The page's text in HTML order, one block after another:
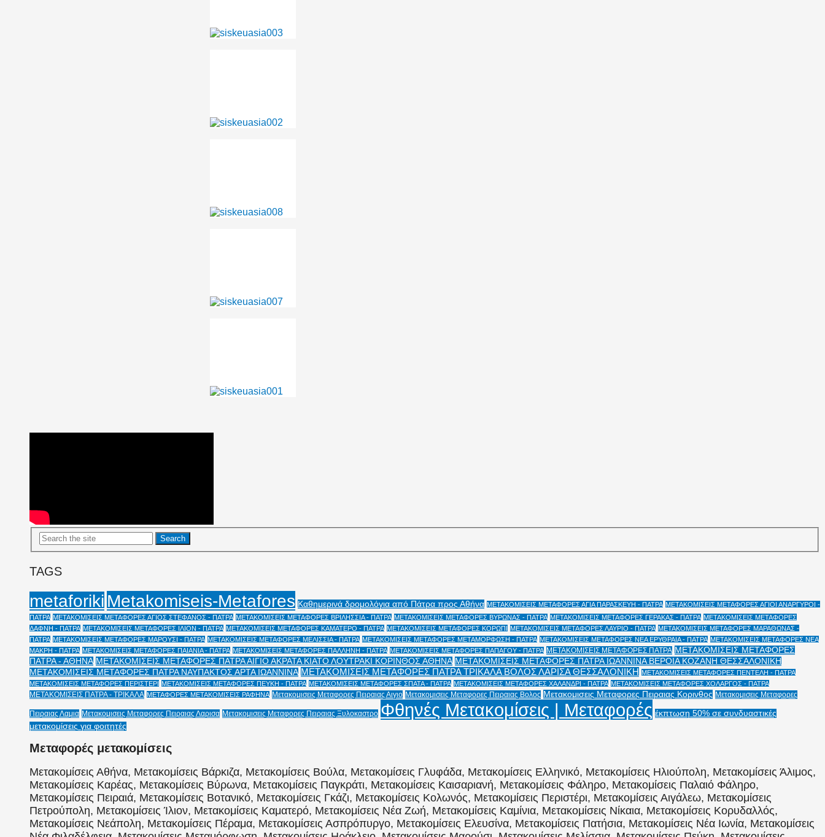
TAGS
metaforiki Metakomiseis-Metafores Καθημερινά δρομολόγια από Πάτρα προς Αθήνα ΜΕΤΑΚΟΜΙΣΕΙΣ ΜΕΤΑΦΟΡΕΣ ΑΓΙΑ ΠΑΡΑΣΚΕΥΗ - ΠΑΤΡΑ ΜΕΤΑΚΟΜΙΣΕΙΣ ΜΕΤΑΦΟΡΕΣ ΑΓΙΟΙ ΑΝΑΡΓΥΡΟΙ -
ΠΑΤΡΑ ΜΕΤΑΚΟΜΙΣΕΙΣ ΜΕΤΑΦΟΡΕΣ ΑΓΙΟΣ ΣΤΕΦΑΝΟΣ - ΠΑΤΡΑ ΜΕΤΑΚΟΜΙΣΕΙΣ ΜΕΤΑΦΟΡΕΣ ΒΡΙΛΗΣΣΙΑ - ΠΑΤΡΑ ΜΕΤΑΚΟΜΙΣΕΙΣ ΜΕΤΑΦΟΡΕΣ ΒΥΡΩΝΑΣ - ΠΑΤΡΑ ΜΕΤΑΚΟΜΙΣΕΙΣ ΜΕΤΑΦΟΡΕΣ ΓΕΡΑΚΑΣ - ΠΑΤΡΑ ΜΕΤΑΚΟΜΙΣΕΙΣ ΜΕΤΑΦΟΡΕΣ
ΔΑΦΝΗ - ΠΑΤΡΑ ΜΕΤΑΚΟΜΙΣΕΙΣ ΜΕΤΑΦΟΡΕΣ ΙΛΙΟΝ - ΠΑΤΡΑ ΜΕΤΑΚΟΜΙΣΕΙΣ ΜΕΤΑΦΟΡΕΣ ΚΑΜΑΤΕΡΟ - ΠΑΤΡΑ ΜΕΤΑΚΟΜΙΣΕΙΣ ΜΕΤΑΦΟΡΕΣ ΚΟΡΩΠΙ ΜΕΤΑΚΟΜΙΣΕΙΣ ΜΕΤΑΦΟΡΕΣ ΛΑΥΡΙΟ - ΠΑΤΡΑ ΜΕΤΑΚΟΜΙΣΕΙΣ ΜΕΤΑΦΟΡΕΣ ΜΑΡΑΘΩΝΑΣ -
ΠΑΤΡΑ ΜΕΤΑΚΟΜΙΣΕΙΣ ΜΕΤΑΦΟΡΕΣ ΜΑΡΟΥΣΙ - ΠΑΤΡΑ ΜΕΤΑΚΟΜΙΣΕΙΣ ΜΕΤΑΦΟΡΕΣ ΜΕΛΙΣΣΙΑ - ΠΑΤΡΑ ΜΕΤΑΚΟΜΙΣΕΙΣ ΜΕΤΑΦΟΡΕΣ ΜΕΤΑΜΟΡΦΩΣΗ - ΠΑΤΡΑ ΜΕΤΑΚΟΜΙΣΕΙΣ ΜΕΤΑΦΟΡΕΣ ΝΕΑ ΕΡΥΘΡΑΙΑ - ΠΑΤΡΑ ΜΕΤΑΚΟΜΙΣΕΙΣ ΜΕΤΑΦΟΡΕΣ ΝΕΑ
ΜΑΚΡΗ - ΠΑΤΡΑ ΜΕΤΑΚΟΜΙΣΕΙΣ ΜΕΤΑΦΟΡΕΣ ΠΑΙΑΝΙΑ - ΠΑΤΡΑ ΜΕΤΑΚΟΜΙΣΕΙΣ ΜΕΤΑΦΟΡΕΣ ΠΑΛΛΗΝΗ - ΠΑΤΡΑ ΜΕΤΑΚΟΜΙΣΕΙΣ ΜΕΤΑΦΟΡΕΣ ΠΑΠΑΓΟΥ - ΠΑΤΡΑ ΜΕΤΑΚΟΜΙΣΕΙΣ ΜΕΤΑΦΟΡΕΣ ΠΑΤΡΑ ΜΕΤΑΚΟΜΙΣΕΙΣ ΜΕΤΑΦΟΡΕΣ
ΠΑΤΡΑ - ΑΘΗΝΑ ΜΕΤΑΚΟΜΙΣΕΙΣ ΜΕΤΑΦΟΡΕΣ ΠΑΤΡΑ ΑΙΓΙΟ ΑΚΡΑΤΑ ΚΙΑΤΟ ΛΟΥΤΡΑΚΙ ΚΟΡΙΝΘΟΣ ΑΘΗΝΑ ΜΕΤΑΚΟΜΙΣΕΙΣ ΜΕΤΑΦΟΡΕΣ ΠΑΤΡΑ ΙΩΑΝΝΙΝΑ ΒΕΡΟΙΑ ΚΟΖΑΝΗ ΘΕΣΣΑΛΟΝΙΚΗ
ΜΕΤΑΚΟΜΙΣΕΙΣ ΜΕΤΑΦΟΡΕΣ ΠΑΤΡΑ ΝΑΥΠΑΚΤΟΣ ΑΡΤΑ ΙΩΑΝΝΙΝΑ ΜΕΤΑΚΟΜΙΣΕΙΣ ΜΕΤΑΦΟΡΕΣ ΠΑΤΡΑ ΤΡΙΚΑΛΑ ΒΟΛΟΣ ΛΑΡΙΣΑ ΘΕΣΣΑΛΟΝΙΚΗ ΜΕΤΑΚΟΜΙΣΕΙΣ ΜΕΤΑΦΟΡΕΣ ΠΕΝΤΕΛΗ - ΠΑΤΡΑ
ΜΕΤΑΚΟΜΙΣΕΙΣ ΜΕΤΑΦΟΡΕΣ ΠΕΡΙΣΤΕΡΙ ΜΕΤΑΚΟΜΙΣΕΙΣ ΜΕΤΑΦΟΡΕΣ ΠΕΥΚΗ - ΠΑΤΡΑ ΜΕΤΑΚΟΜΙΣΕΙΣ ΜΕΤΑΦΟΡΕΣ ΣΠΑΤΑ - ΠΑΤΡΑ ΜΕΤΑΚΟΜΙΣΕΙΣ ΜΕΤΑΦΟΡΕΣ ΧΑΛΑΝΔΡΙ - ΠΑΤΡΑ ΜΕΤΑΚΟΜΙΣΕΙΣ ΜΕΤΑΦΟΡΕΣ ΧΟΛΑΡΓΟΣ - ΠΑΤΡΑ
ΜΕΤΑΚΟΜΙΣΕΙΣ ΠΑΤΡΑ - ΤΡΙΚΑΛΑ ΜΕΤΑΦΟΡΕΣ ΜΕΤΑΚΟΜΙΣΕΙΣ ΡΑΦΗΝΑ Μετακομισεις Μεταφορες Πειραιας Αιγιο Μετακομισεις Μεταφορες Πειραιας Βολος Μετακομισεις Μεταφορες Πειραιας Κορινθος Μετακομισεις Μεταφορες
Πειραιας Λαμια Μετακομισεις Μεταφορες Πειραιας Λαρισα Μετακομισεις Μεταφορες Πειραιας Ξυλοκαστρο Φθηνές Μετακομίσεις | Μεταφορές έκπτωση 50% σε συνδυαστικές
μετακομίσεις για φοιτητές
Μεταφορές μετακομίσεις
Μετακομίσεις Αθήνα, Μετακομίσεις Βάρκιζα, Μετακομίσεις Βούλα, Μετακομίσεις Γλυφάδα, Μετακομίσεις Ελληνικό, Μετακομίσεις Ηλιούπολη, Μετακομίσεις Άλιμος,
Μετακομίσεις Καρέας, Μετακομίσεις Βύρωνα, Μετακομίσεις Παγκράτι, Μετακομίσεις Καισαριανή, Μετακομίσεις Φάληρο, Μετακομίσεις Παλαιό Φάληρο,
Μετακομίσεις Πειραιά, Μετακομίσεις Βοτανικό, Μετακομίσεις Γκάζι, Μετακομίσεις Κολωνός, Μετακομίσεις Περιστέρι, Μετακομίσεις Αιγάλεω, Μετακομίσεις
Πετρούπολη, Μετακομίσεις Ίλιον, Μετακομίσεις Καματερό, Μετακομίσεις Νέα Ζωή, Μετακομίσεις Καμίνια, Μετακομίσεις Νίκαια, Μετακομίσεις Κορυδαλλός,
Μετακομίσεις Νεάπολη, Μετακομίσεις Πέραμα, Μετακομίσεις Ασπρόπυργο, Μετακομίσεις Ελευσίνα, Μετακομίσεις Πατήσια, Μετακομίσεις Νέα Ιωνία, Μετακομίσεις